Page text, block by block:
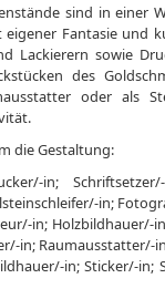
sind in einer
Fantasie und
Lackierern sowie
des
oder als
die Gestaltung:
in;
in;
in;
in; Raumausstatter/-
in; Sticker/-in;